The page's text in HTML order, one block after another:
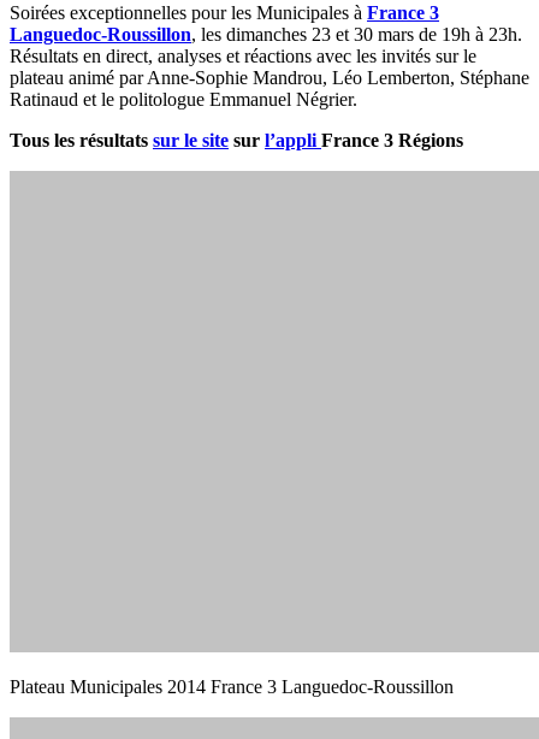
Soirées exceptionnelles pour les Municipales à France 3
Languedoc-Roussillon, les dimanches 23 et 30 mars de 19h à 23h.
Résultats en direct, analyses et réactions avec les invités sur le
plateau animé par Anne-Sophie Mandrou, Léo Lemberton, Stéphane
Ratinaud et le politologue Emmanuel Négrier.
Tous les résultats sur le site sur l’appli France 3 Régions
Plateau Municipales 2014 France 3 Languedoc-Roussillon